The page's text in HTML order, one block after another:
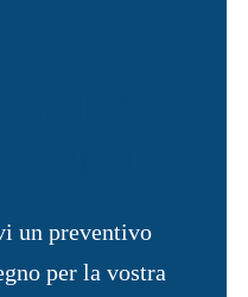
un preventivo
per la vostra